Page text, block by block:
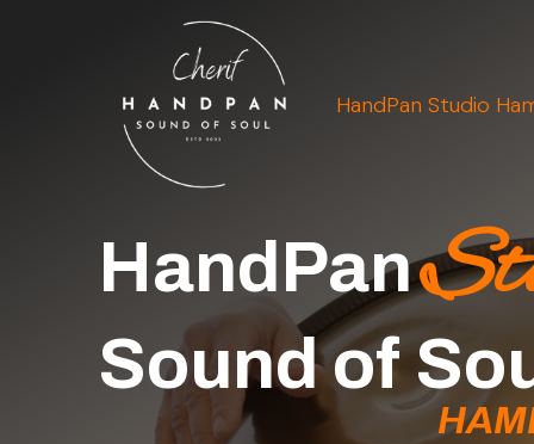
HandPan Studio
HandPan Studio
HandPan
Sound of